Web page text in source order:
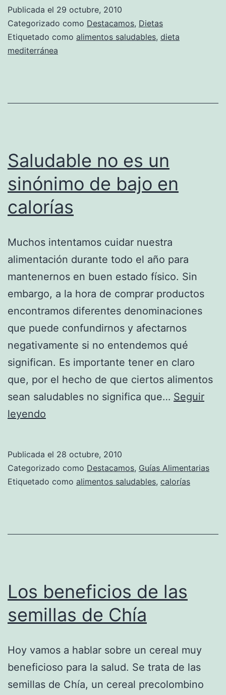
dieta
Publicada el 29 octubre, 2010
Categorizado como Destacamos, Dietas
Etiquetado como alimentos saludables, dieta
mediterránea
Saludable no es un
sinónimo de bajo en
calorías
Muchos intentamos cuidar nuestra
alimentación durante todo el año para
mantenernos en buen estado físico. Sin
embargo, a la hora de comprar productos
encontramos diferentes denominaciones
que puede confundirnos y afectarnos
negativamente si no entendemos qué
significan. Es importante tener en claro
que, por el hecho de que ciertos alimentos
sean saludables no significa que… Seguir
leyendo
un
sinónimo
en
Publicada el 28 octubre, 2010
Categorizado como Destacamos, Guías Alimentarias
Etiquetado como alimentos saludables, calorías
Los beneficios de las
semillas de Chía
Hoy vamos a hablar sobre un cereal muy
beneficioso para la salud. Se trata de las
semillas de Chía, un cereal precolombino